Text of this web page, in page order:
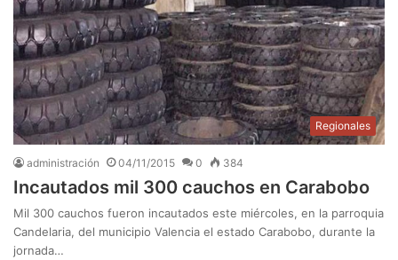
Regionales
administración 04/11/2015 0 384
Incautados mil 300 cauchos en Carabobo
Mil 300 cauchos fueron incautados este miércoles, en la parroquia
Candelaria, del municipio Valencia el estado Carabobo, durante la
jornada…